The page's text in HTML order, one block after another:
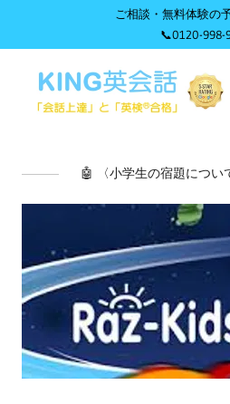
ご相談・無料体験の
📞0120-998-
🤖 〈小学生の宿題につい